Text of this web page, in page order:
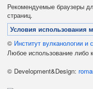
Рекомендуемые браузеры
страниц.
Условия использования
© Институт вулканологии
Любое использование либо
© Development&Design: